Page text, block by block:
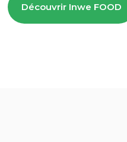
Découvrir Inwe FOOD